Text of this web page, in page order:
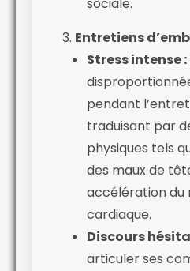
sociale.
Entretiens
Stress intense :
pendant
traduisant par
physiques tels
des maux de
accélération du
cardiaque.
Discours
articuler ses